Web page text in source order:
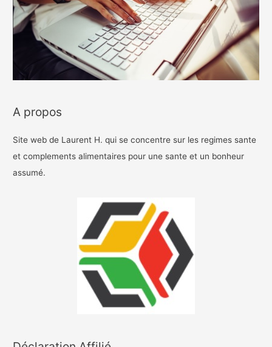
A propos
Site web de Laurent H. qui se concentre sur les regimes sante
et complements alimentaires pour une sante et un bonheur
assumé.